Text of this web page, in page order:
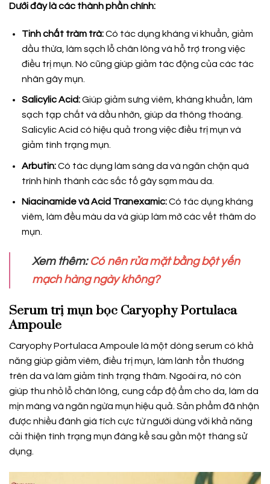
Dưới đây là các thành phần chính:
Tinh chất tràm trà:Có tác dụng kháng vi khuẩn, giảm
dầu thừa, làm sạch lỗ chân lông và hỗ trợ trong việc
điều trị mụn. Nó cũng giúp giảm tác động của các tác
nhân gây mụn.
Salicylic Acid:Giúp giảm sưng viêm, kháng khuẩn, làm
sạch tạp chất và dầu nhờn, giúp da thông thoáng.
Salicylic Acid có hiệu quả trong việc điều trị mụn và
giảm tình trạng mụn.
Arbutin:Có tác dụng làm sáng da và ngăn chặn quá
trình hình thành các sắc tố gây sạm màu da.
Niacinamide và Acid Tranexamic:Có tác dụng kháng
viêm, làm đều màu da và giúp làm mờ các vết thâm do
mụn.
Xem thêm: Có nên rửa mặt bằng bột yến
mạch hàng ngày không?
Serum trị mụn bọc Caryophy Portulaca
Ampoule
Caryophy Portulaca Ampoule là một dòng serum có khả
năng giúp giảm viêm, điều trị mụn, làm lành tổn thương
trên da và làm giảm tình trạng thâm. Ngoài ra, nó còn
giúp thu nhỏ lỗ chân lông, cung cấp độ ẩm cho da, làm da
mịn màng và ngăn ngừa mụn hiệu quả. Sản phẩm đã nhận
được nhiều đánh giá tích cực từ người dùng với khả năng
cải thiện tình trạng mụn đáng kể sau gần một tháng sử
dụng.